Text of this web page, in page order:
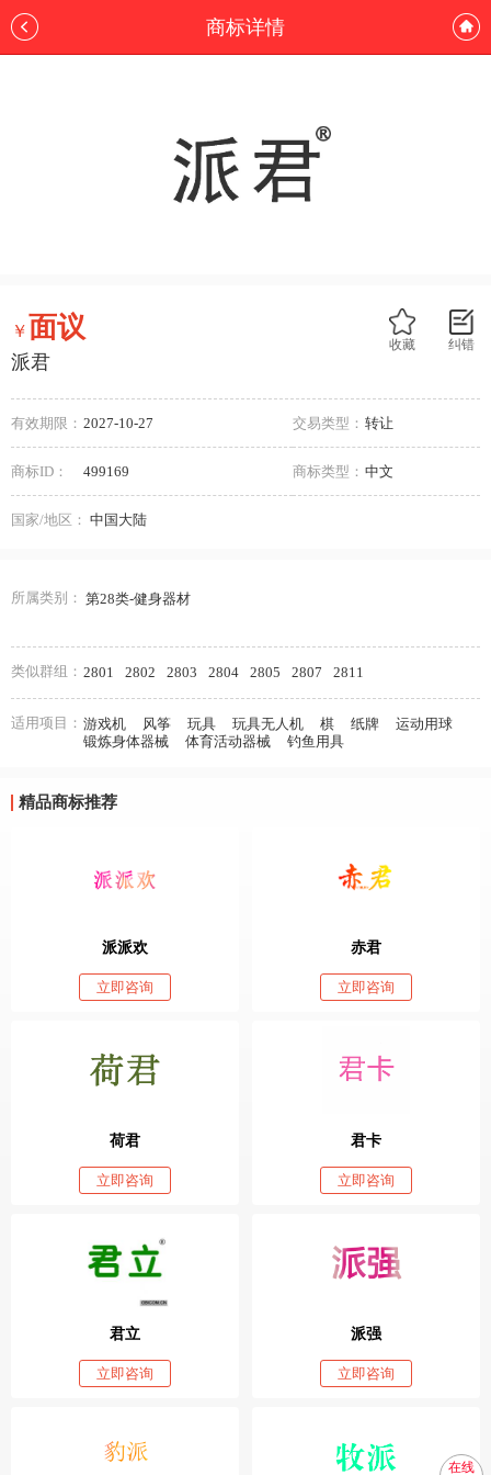
商标详情
纠错
收藏
￥面议
派君
有效期限： 2027-10-27 交易类型： 转让
商标ID： 499169 商标类型： 中文
国家/地区： 中国大陆
所属类别： 第28类-健身器材
类似群组： 2801 2802 2803 2804 2805 2807 2811
适用项目： 游戏机 风筝 玩具 玩具无人机 棋 纸牌
运动用球
锻炼身体器械
体育活动器械 钓鱼用具
精品商标推荐
派派欢
立即咨询
赤君
立即咨询
荷君
立即咨询
君卡
立即咨询
君立
立即咨询
派强
立即咨询
在线